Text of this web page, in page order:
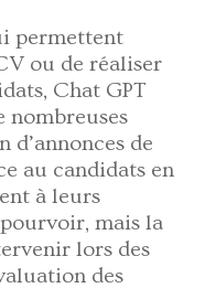
permettent
ou de réaliser
Chat GPT
nombreuses
d’annonces de
au candidats en
à leurs
mais la
lors des
des